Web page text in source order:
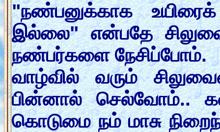
"நண்பனுக்காக
இல்லை" என்பதே
நண்பர்களை நேசிப்போம்.
வாழ்வில் வரும்
பின்னால் செல்வோம்..
கொடுமை நம் மாசு